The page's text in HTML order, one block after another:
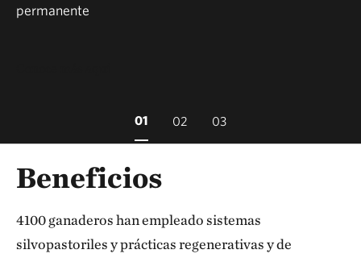
permanente
01 02 03
Beneficios
4100 ganaderos han empleado sistemas
silvopastoriles y prácticas regenerativas y de